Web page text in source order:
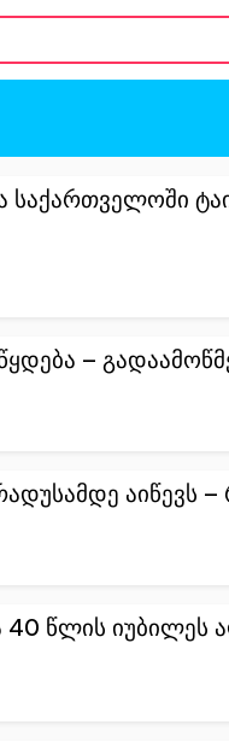
საქართველოში
–
აიწევს
წლის იუბილეს